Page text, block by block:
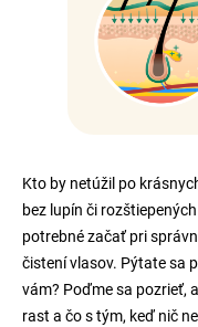
Kto by netúžil po
bez lupín či
potrebné začať pri
čistení vlasov. Pýtate sa
vám? Poďme sa pozrieť,
rast a čo s tým, keď nič
e
n
á
j
s